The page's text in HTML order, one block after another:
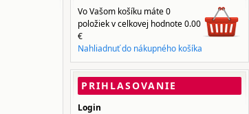
Vo Vašom košíku máte0
položiekv celkovej hodnote0.00
€
Nahliadnuť do nákupného košíka
PRIHLASOVANIE
Login